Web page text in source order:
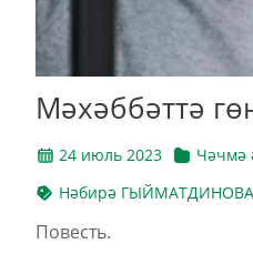
Мәхәббәттә
24 июль 2023
Чәчмә
Нәбирә ГЫЙМАТДИНОВА
Повесть.